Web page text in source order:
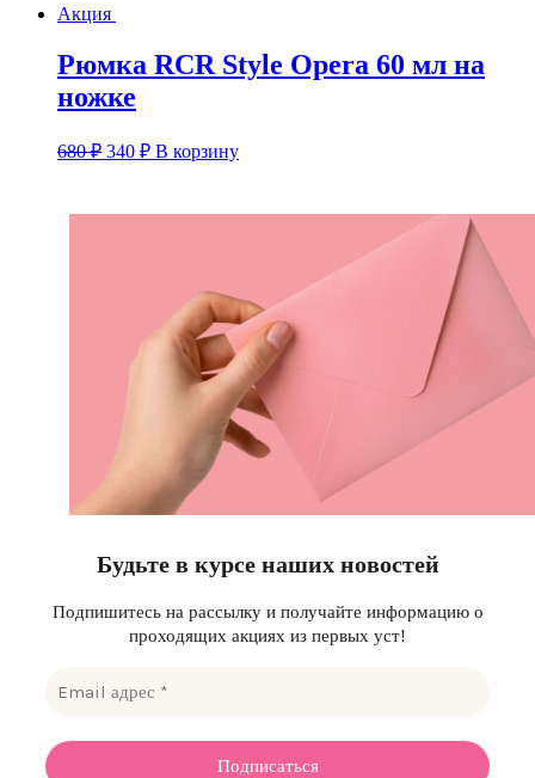
Акция
Рюмка RCR Style Opera 60 мл на
ножке
680₽ Первоначальная
680 ₽.
340 ₽Текущая
цена:
В корзину
Будьте в курсе наших новостей
Подпишитесь на рассылку и получайте информацию о
проходящих акциях из первых уст!